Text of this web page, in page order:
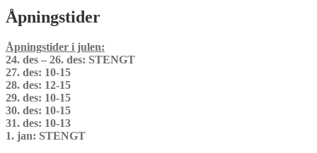
Åpningstider
Åpningstider i julen:
24. des – 26. des: STENGT
27. des: 10-15
28. des: 12-15
29. des: 10-15
30. des: 10-15
31. des: 10-13
1. jan: STENGT